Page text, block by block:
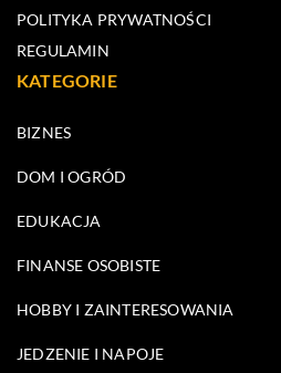
POLITYKA PRYWATNOŚCI
REGULAMIN
KATEGORIE
BIZNES
DOM I OGRÓD
EDUKACJA
FINANSE OSOBISTE
HOBBY I ZAINTERESOWANIA
JEDZENIE I NAPOJE